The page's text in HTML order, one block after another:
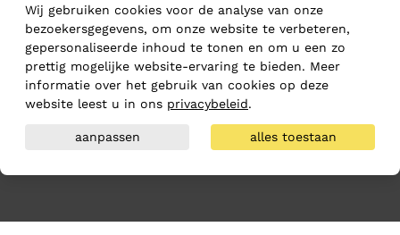
Wij gebruiken cookies voor de analyse van onze
bezoekersgegevens, om onze website te verbeteren,
gepersonaliseerde inhoud te tonen en om u een zo
prettig mogelijke website-ervaring te bieden. Meer
informatie over het gebruik van cookies op deze
website leest u in ons privacybeleid.
aanpassen alles toestaan